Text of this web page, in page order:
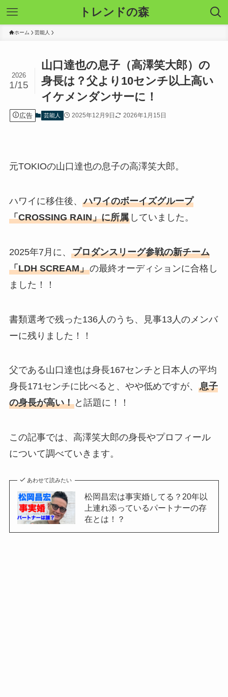
トレンドの森
ホーム 芸能人
山口達也の息子（高澤笑大郎）の
身長は？父より10センチ以上高い
イケメンダンサーに！
2026
1/15
広告 芸能人 2025年12月9日 2026年1月15日
元TOKIOの山口達也の息子の高澤笑大郎。
ハワイに移住後、 ハワイのボーイズグループ
「CROSSING RAIN」に所属していました。
2025年7月に、 プロダンスリーグ参戦の新チーム
「LDH SCREAM」の最終オーディションに合格し
ました！！
書類選考で残った136人のうち、見事13人のメンバ
ーに残りました！！
父である山口達也は身長167センチと日本人の平均
身長171センチに比べると、やや低めですが、 息子
の身長が高い！と話題に！！
この記事では、高澤笑大郎の身長やプロフィール
について調べていきます。
あわせて読みたい
松岡昌宏は事実婚してる？20年以
上連れ添っているパートナーの存
在とは！？